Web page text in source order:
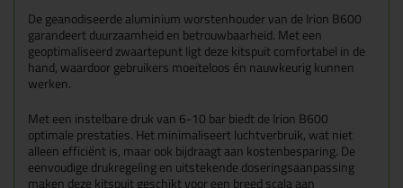
De geanodiseerde aluminium worstenhouder van de Irion B600
garandeert duurzaamheid en betrouwbaarheid. Met een
geoptimaliseerd zwaartepunt ligt deze kitspuit comfortabel in de
hand, waardoor gebruikers moeiteloos én nauwkeurig kunnen
werken.
Met een instelbare druk van 6-10 bar biedt de Irion B600
optimale prestaties. Het minimaliseert luchtverbruik, wat niet
alleen efficiënt is, maar ook bijdraagt aan kostenbesparing. De
eenvoudige drukregeling en uitstekende doseringsaanpassing
maken deze kitspuit geschikt voor een breed scala aan